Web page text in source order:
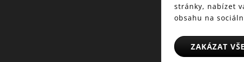
stránky, nabízet
obsahu na
ZAKÁZAT VŠE